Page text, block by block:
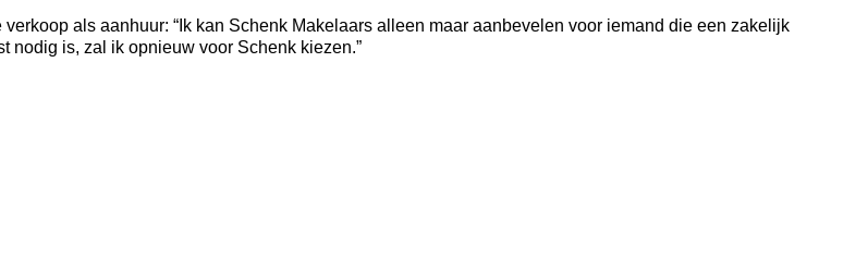
als aanhuur: “Ik kan Schenk Makelaars alleen maar aanbevelen voor iemand die een zakelijk
nodig is, zal ik opnieuw voor Schenk kiezen.”